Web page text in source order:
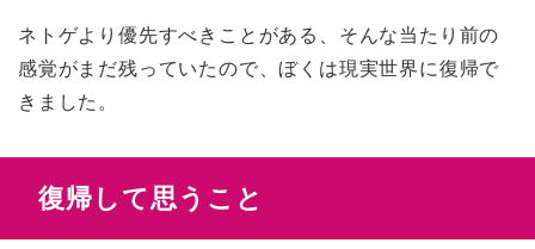
ネトゲより優先すべきことがある、そんな当たり前の
感覚がまだ残っていたので、ぼくは現実世界に復帰で
きました。
復帰して思うこと